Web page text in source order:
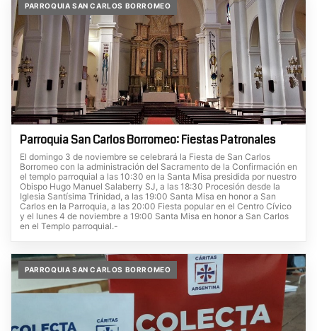
PARROQUIA SAN CARLOS BORROMEO
Parroquia San Carlos Borromeo: Fiestas Patronales
El domingo 3 de noviembre se celebrará la Fiesta de San Carlos
Borromeo con la administración del Sacramento de la Confirmación en
el templo parroquial a las 10:30 en la Santa Misa presidida por nuestro
Obispo Hugo Manuel Salaberry SJ, a las 18:30 Procesión desde la
Iglesia Santísima Trinidad, a las 19:00 Santa Misa en honor a San
Carlos en la Parroquia, a las 20:00 Fiesta popular en el Centro Cívico
y el lunes 4 de noviembre a 19:00 Santa Misa en honor a San Carlos
en el Templo parroquial.-
PARROQUIA SAN CARLOS BORROMEO